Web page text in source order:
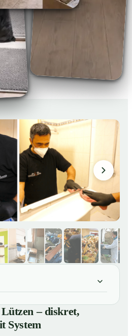
– diskret, respektvoll und mit
Hilfe bei einer Messie-Wohnung
– diskret,
System